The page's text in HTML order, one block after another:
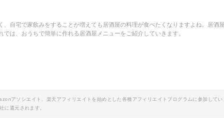
、自宅で家飲みをすることが増えても居酒屋の料理が食べたくなりますよね。居酒
は、おうちで簡単に作れる居酒屋メニューをご紹介していきます。
アソシエイト、楽天アフィリエイトを始めとした各種アフィリエイトプログラムに参加して
に還元されます。